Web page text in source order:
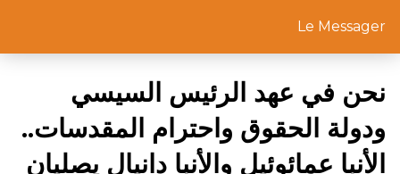
Le Messager
نحن في عهد الرئيس السيسي
ودولة الحقوق واحترام المقدسات..
الأنبا عمائوئيل والأنبا دانيال يصليان